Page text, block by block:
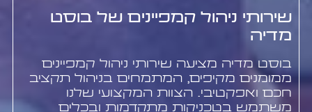
שירותי ניהול קמפיינים של בוסט
מדיה
בוסט מדיה מציעה שירותי ניהול קמפיינים
ממומנים מקיפים, המתמחים בניהול תקציב
חכם ואפקטיבי. הצוות המקצועי שלנו
משתמש בטכניקות מתקדמות ובכלים